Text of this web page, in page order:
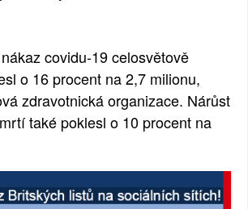
covidu-19 celosvětově
o 16 procent na 2,7 milionu,
zdravotnická organizace. Nárůst
také poklesl o 10 procent na